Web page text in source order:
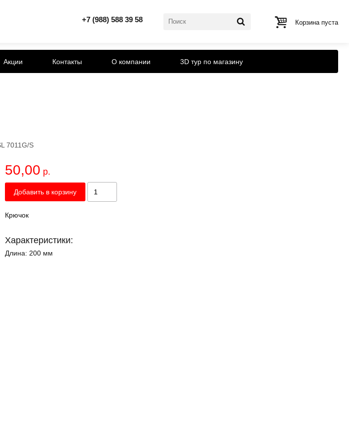
Корзина пуста
+7 (988) 588 39 58
Акции Контакты О компании 3D тур по магазину
7011G/S
50,00 р.
Добавить в корзину
Крючок
Характеристики:
Длина: 200 мм